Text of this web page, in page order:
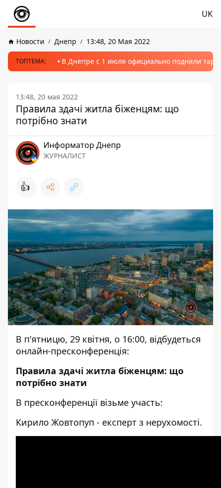
UK
Новости Днепр 13:48, 20 Мая 2022
ТОПТЕМА: В Днепре с 1 июля официально подняли
13:48, 20 мая 2022
Правила здачі житла біженцям: що
потрібно знати
Информатор Днепр
ЖУРНАЛИСТ
👍
В п'ятницю, 29 квітня, о 16:00, відбудеться
онлайн-пресконференція:
Правила здачі житла біженцям: що
потрібно знати
В пресконференції візьме участь:
Кирило Жовтопуп - експерт з нерухомості.